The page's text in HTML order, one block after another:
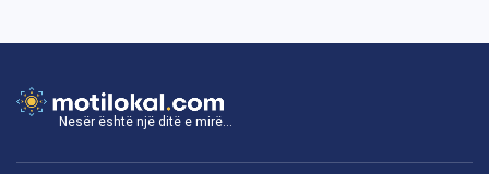
Nesër është një ditë e mirë...